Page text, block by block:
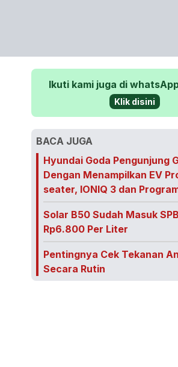
Ikuti kami juga di
Klik disini
BACA JUGA
Hyundai Goda Pengunjung
Dengan Menampilkan EV
seater, IONIQ 3 dan
Solar B50 Sudah Masuk
Rp6.800 Per Liter
Pentingnya Cek Tekanan
Secara Rutin